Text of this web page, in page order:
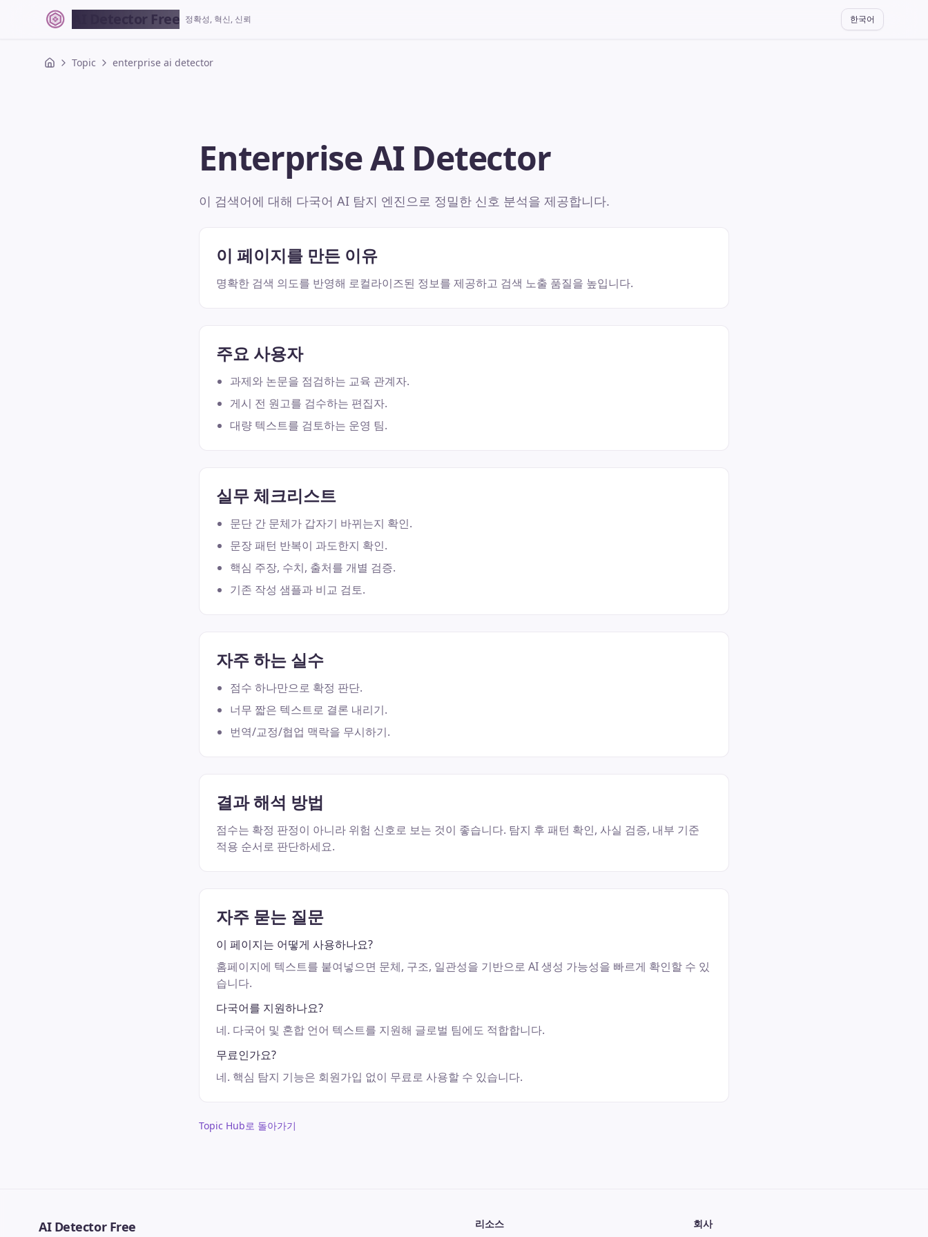
AI Detector Free 정확성, 혁신, 신뢰 한국어
Topic enterprise ai detector
Enterprise AI Detector
이 검색어에 대해 다국어 AI 탐지 엔진으로 정밀한 신호 분석을 제공합니다.
이 페이지를 만든 이유
명확한 검색 의도를 반영해 로컬라이즈된 정보를 제공하고 검색 노출 품질을 높입니다.
주요 사용자
과제와 논문을 점검하는 교육 관계자.
게시 전 원고를 검수하는 편집자.
대량 텍스트를 검토하는 운영 팀.
실무 체크리스트
문단 간 문체가 갑자기 바뀌는지 확인.
문장 패턴 반복이 과도한지 확인.
핵심 주장, 수치, 출처를 개별 검증.
기존 작성 샘플과 비교 검토.
자주 하는 실수
점수 하나만으로 확정 판단.
너무 짧은 텍스트로 결론 내리기.
번역/교정/협업 맥락을 무시하기.
결과 해석 방법
점수는 확정 판정이 아니라 위험 신호로 보는 것이 좋습니다. 탐지 후 패턴 확인, 사실 검증, 내부 기준
적용 순서로 판단하세요.
자주 묻는 질문
이 페이지는 어떻게 사용하나요?
홈페이지에 텍스트를 붙여넣으면 문체, 구조, 일관성을 기반으로 AI 생성 가능성을 빠르게 확인할 수 있
습니다.
다국어를 지원하나요?
네. 다국어 및 혼합 언어 텍스트를 지원해 글로벌 팀에도 적합합니다.
무료인가요?
네. 핵심 탐지 기능은 회원가입 없이 무료로 사용할 수 있습니다.
Topic Hub로 돌아가기
AI Detector Free 리소스 회사